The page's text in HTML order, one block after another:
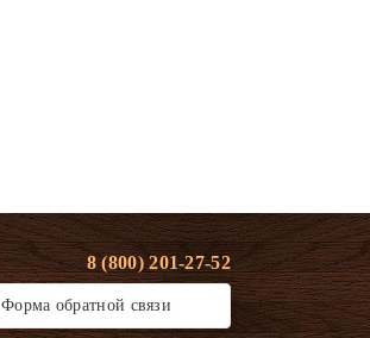
8 (800) 201-27-52
Форма обратной связи